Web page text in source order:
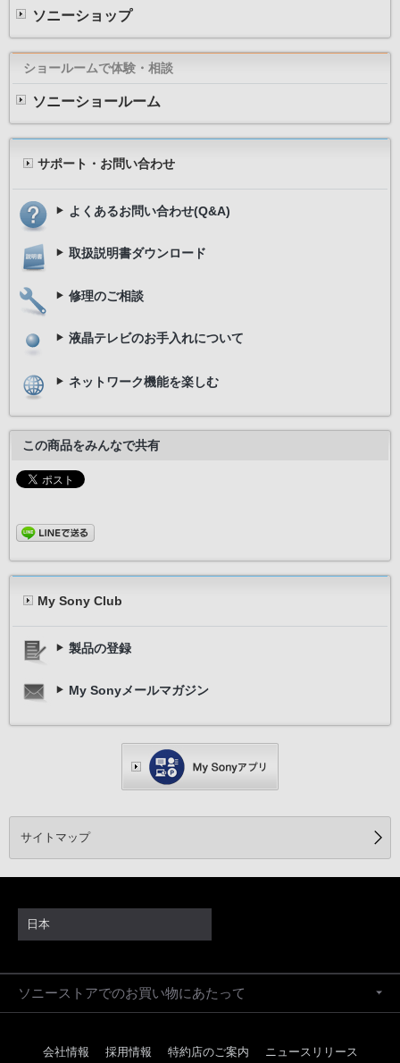
ソニーショップ
ショールームで体験・相談
ソニーショールーム
サポート・お問い合わせ
よくあるお問い合わせ(Q&A)
取扱説明書ダウンロード
修理のご相談
液晶テレビのお手入れについて
ネットワーク機能を楽しむ
この商品をみんなで共有
My Sony Club
製品の登録
My Sonyメールマガジン
サイトマップ
日本
ソニーストアでのお買い物にあたって
会社情報 採用情報 特約店のご案内 ニュースリリース